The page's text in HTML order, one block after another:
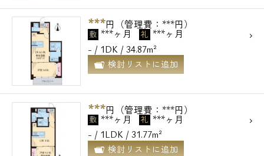
***円（管理費：***円）
敷 ***ヶ月 礼 ***ヶ月
- / 1DK / 34.87m²
検討リストに追加
***円（管理費：***円）
敷 ***ヶ月 礼 ***ヶ月
- / 1LDK / 31.77m²
検討リストに追加